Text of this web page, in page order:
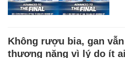
Không rượu bia, gan
thương nặng vì lý do ít